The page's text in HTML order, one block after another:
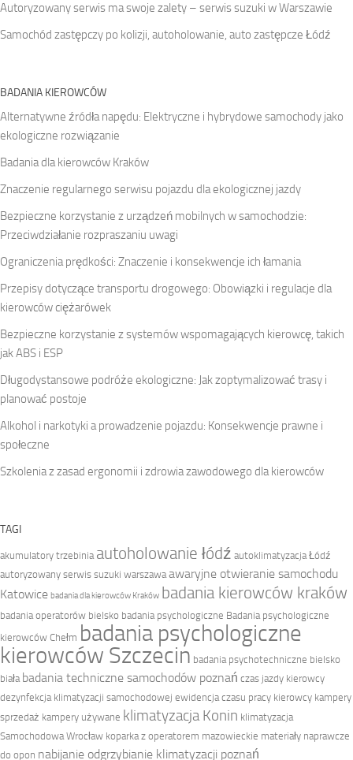
Autoryzowany serwis ma swoje zalety – serwis suzuki w Warszawie
Samochód zastępczy po kolizji, autoholowanie, auto zastępcze Łódź
BADANIA KIEROWCÓW
Alternatywne źródła napędu: Elektryczne i hybrydowe samochody jako
ekologiczne rozwiązanie
Badania dla kierowców Kraków
Znaczenie regularnego serwisu pojazdu dla ekologicznej jazdy
Bezpieczne korzystanie z urządzeń mobilnych w samochodzie:
Przeciwdziałanie rozpraszaniu uwagi
Ograniczenia prędkości: Znaczenie i konsekwencje ich łamania
Przepisy dotyczące transportu drogowego: Obowiązki i regulacje dla
kierowców ciężarówek
Bezpieczne korzystanie z systemów wspomagających kierowcę, takich
jak ABS i ESP
Długodystansowe podróże ekologiczne: Jak zoptymalizować trasy i
planować postoje
Alkohol i narkotyki a prowadzenie pojazdu: Konsekwencje prawne i
społeczne
Szkolenia z zasad ergonomii i zdrowia zawodowego dla kierowców
TAGI
akumulatory trzebinia autoholowanie łódź autoklimatyzacja Łódź
autoryzowany serwis suzuki warszawaawaryjne otwieranie samochodu
Katowice badania dla kierowców Kraków badania kierowców kraków
badania operatorów bielsko badania psychologiczne Badania psychologiczne
kierowców Chełm badania psychologiczne
kierowców Szczecin badania psychotechniczne bielsko
biała badania techniczne samochodów poznań czas jazdy kierowcy
dezynfekcja klimatyzacji samochodowej ewidencja czasu pracy kierowcy kampery
sprzedaż kampery używane klimatyzacja Konin klimatyzacja
Samochodowa Wrocław koparka z operatorem mazowieckie materiały naprawcze
do opon nabijanie odgrzybianie klimatyzacji poznań